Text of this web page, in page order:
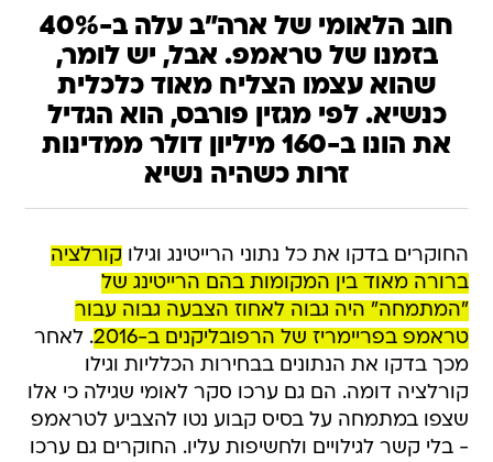
חוב הלאומי של ארה"ב עלה ב-40%
בזמנו של טראמפ. אבל, יש לומר,
שהוא עצמו הצליח מאוד כלכלית
כנשיא. לפי מגזין פורבס, הוא הגדיל
את הונו ב-160 מיליון דולר ממדינות
זרות כשהיה נשיא
החוקרים בדקו את כל נתוני הרייטינג וגילו קורלציה
ברורה מאוד בין המקומות בהם הרייטינג של
"המתמחה" היה גבוה לאחוז הצבעה גבוה עבור
טראמפ בפריימריז של הרפובליקנים ב-2016
. לאחר
מכך בדקו את הנתונים בבחירות הכלליות וגילו
קורלציה דומה. הם גם ערכו סקר לאומי שגילה כי אלו
שצפו במתמחה על בסיס קבוע נטו להצביע לטראמפ
- בלי קשר לגילויים ולחשיפות עליו. החוקרים גם ערכו